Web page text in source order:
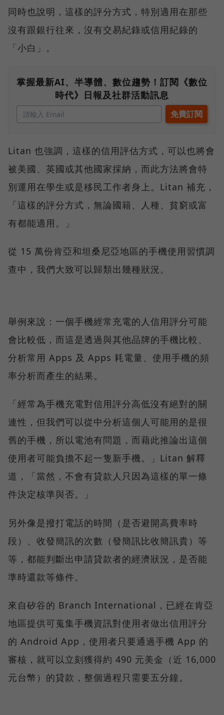
同時也說明，這樣的評分方式，特別適用在那些
沒有跟銀行往來，沒有交易紀錄或信用紀錄的
「小白」。
掌握最新AI、半導體、數位趨勢！訂閱《數位
時代》日報及社群活動訊息
Litan 也強調，這樣的信用評估方式，可以也將會
被美國、英國或其他國家採納，而此方法將會特
別運用在學生或是移民工作者身上。Litan 補充，
「這樣的評分方式，無論國籍、人種、貧窮或富
有都能適用。」
從 15 萬份肯亞和坦桑尼亞地區的手機使用習慣調
查中，我們大致可以歸類出幾種狀況。
舉例來說：一個手機經常充電的人信用評分可能
會比較低，而這是透過與其他品牌的手機比較、
分析常用 Apps 及 Apps 耗電量、使用手機的頻
率分析而產生的結果。
「經常為手機充電對信用評分高低沒有絕對的關
連性，但我們可以從中分析這個人可能用的是很
舊的手機，所以電池有問題，而藉此推論出這個
使用者可能負擔不起一隻新手機。」Litan 解釋
道，「當然，不會有貸款人只因為這樣的單一條
件決定核準與否。」
另外像是撥打電話的時間（是否避開高費率時
段）、收發簡訊的次數（發簡訊比收簡訊貴）等
等，都能判斷出申請貸款者的經濟狀況，是否能
準時還款等條件。
來自矽谷的 Branch International，已經在肯亞
地區提供可蒐集手機資訊對使用者做出信用評分
的 Android App，使用者只要通過手機 App 的
審核，就可以立刻獲得約 490 元美金（近 16,000
元台幣）的貸款，整個過程只需要五分鐘。